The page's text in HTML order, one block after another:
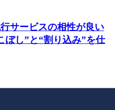
サービスの相性が良い
ぼし”と“割り込み”を仕